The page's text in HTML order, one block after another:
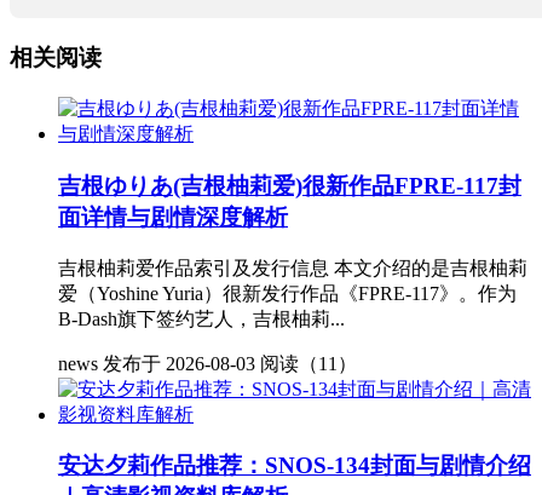
相关阅读
吉根ゆりあ(吉根柚莉爱)很新作品FPRE-117封
面详情与剧情深度解析
吉根柚莉爱作品索引及发行信息 本文介绍的是吉根柚莉
爱（Yoshine Yuria）很新发行作品《FPRE-117》。作为
B-Dash旗下签约艺人，吉根柚莉...
news 发布于 2026-08-03 阅读（11）
安达夕莉作品推荐：SNOS-134封面与剧情介绍